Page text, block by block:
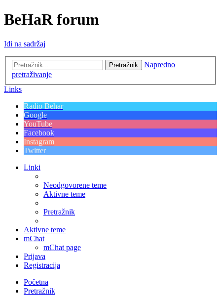
BeHaR forum
Idi na sadržaj
Pretražnik
Napredno
pretraživanje
Links
Radio Behar
Google
YouTube
Facebook
Instagram
Twitter
Linki
Neodgovorene teme
Aktivne teme
Pretražnik
Aktivne teme
mChat
mChat page
Prijava
Registracija
Početna
Pretražnik